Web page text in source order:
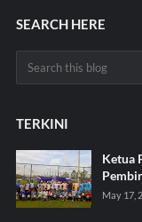
SEARCH HERE
TERKINI
Ketua
May 17,